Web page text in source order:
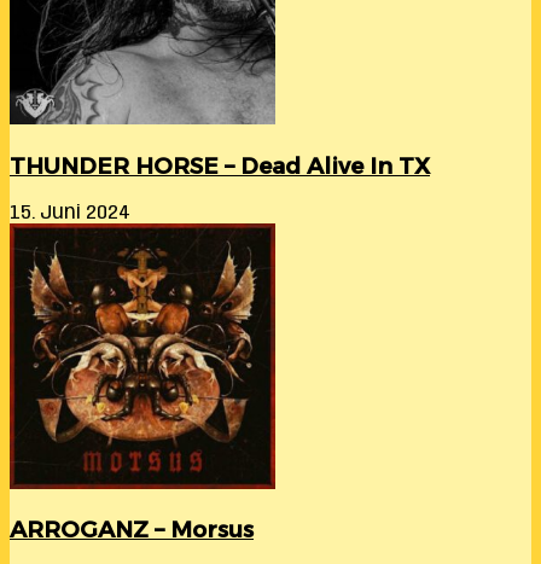
THUNDER HORSE – Dead Alive In TX
15. Juni 2024
ARROGANZ – Morsus